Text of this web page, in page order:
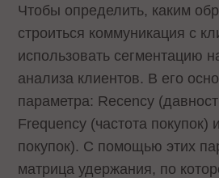
Чтобы определить, каким
строиться коммуникация с
использовать сегментацию
анализа клиентов. В его
параметра: Recency
Frequency (частота покупок)
покупок). С помощью этих
матрица удержания, по